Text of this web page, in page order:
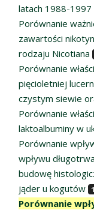
latach 1988-1997
Porównanie
zawartości
rodzaju Nicotiana
Porównanie
pięcioletniej
czystym siewie
Porównanie
laktoalbuminy w
Porównanie
wpływu
budowę
jąder u kogutów
1
Porównanie